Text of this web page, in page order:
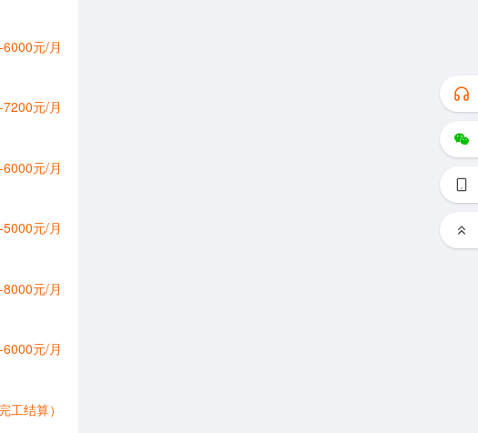
元/月
元/月
元/月
元/月
元/月
元/月
工结算）